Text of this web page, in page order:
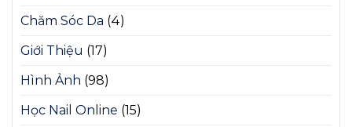
Chăm Sóc Da (4)
Giới Thiệu (17)
Hình Ảnh (98)
Học Nail Online (15)